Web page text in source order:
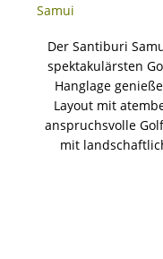
Samui
Der Santiburi
spektakulärsten
Hanglage
Layout mit
anspruchsvolle
mit